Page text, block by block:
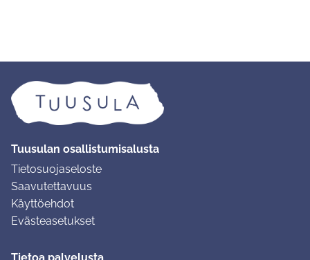
Tuusulan osallistumisalusta
Tietosuojaseloste
Saavutettavuus
Käyttöehdot
Evästeasetukset